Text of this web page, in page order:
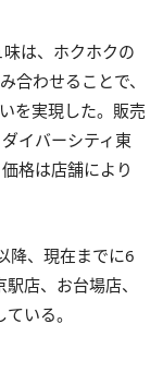
は、ホクホクの
合わせることで、
を実現した。販売
イバーシティ東
格は店舗により
降、現在までに6
店、お台場店、
いる。